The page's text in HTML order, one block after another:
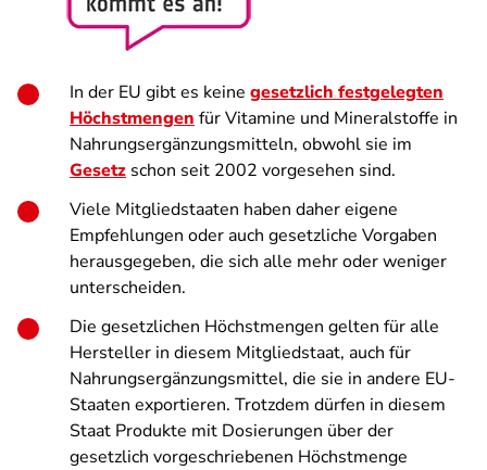
In der EU gibt es keine gesetzlich festgelegten
Höchstmengen für Vitamine und Mineralstoffe in
Nahrungsergänzungsmitteln, obwohl sie im
Gesetz schon seit 2002 vorgesehen sind.
Viele Mitgliedstaaten haben daher eigene
Empfehlungen oder auch gesetzliche Vorgaben
herausgegeben, die sich alle mehr oder weniger
unterscheiden.
Die gesetzlichen Höchstmengen gelten für alle
Hersteller in diesem Mitgliedstaat, auch für
Nahrungsergänzungsmittel, die sie in andere EU-
Staaten exportieren. Trotzdem dürfen in diesem
Staat Produkte mit Dosierungen über der
gesetzlich vorgeschriebenen Höchstmenge